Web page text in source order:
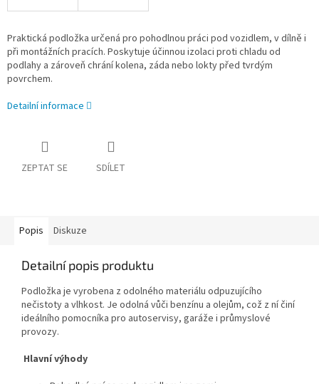
Praktická podložka určená pro pohodlnou práci pod vozidlem, v dílně i
při montážních pracích. Poskytuje účinnou izolaci proti chladu od
podlahy a zároveň chrání kolena, záda nebo lokty před tvrdým
povrchem.
Detailní informace
ZEPTAT SE SDÍLET
Popis Diskuze
Detailní popis produktu
Podložka je vyrobena z odolného materiálu odpuzujícího
nečistoty a vlhkost. Je odolná vůči benzínu a olejům, což z ní činí
ideálního pomocníka pro autoservisy, garáže i průmyslové
provozy.
Hlavní výhody